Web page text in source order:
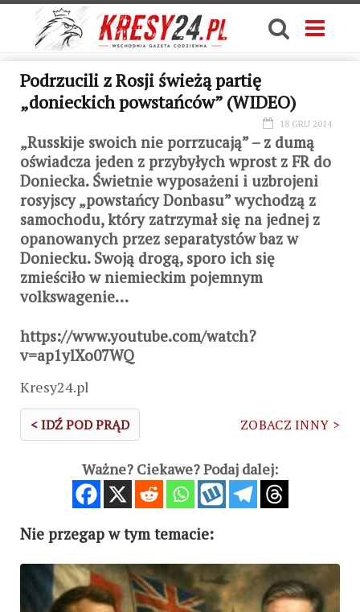
Podrzucili z Rosji świeżą partię
„donieckich powstańców” (WIDEO)
18 GRU 2014
„Russkije swoich nie porrzucają” – z dumą
oświadcza jeden z przybyłych wprost z FR do
Doniecka. Świetnie wyposażeni i uzbrojeni
rosyjscy „powstańcy Donbasu” wychodzą z
samochodu, który zatrzymał się na jednej z
opanowanych przez separatystów baz w
Doniecku. Swoją drogą, sporo ich się
zmieściło w niemieckim pojemnym
volkswagenie…
https://www.youtube.com/watch?
v=ap1ylXo07WQ
Kresy24.pl
< IDŹ POD PRĄD ZOBACZ INNY >
Ważne? Ciekawe? Podaj dalej:
Nie przegap w tym temacie: